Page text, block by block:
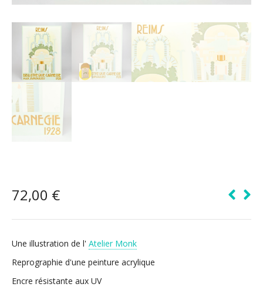
72,00 €
Une illustration de l' Atelier Monk
Reprographie d'une peinture acrylique
Encre résistante aux UV